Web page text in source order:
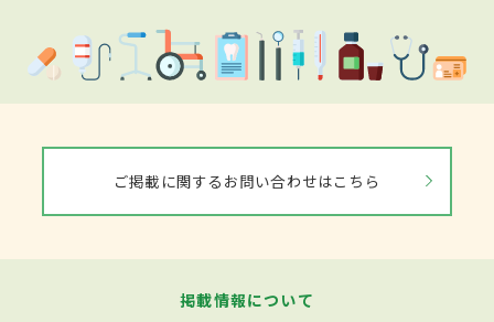
ご掲載に関するお問い合わせはこちら
掲載情報について